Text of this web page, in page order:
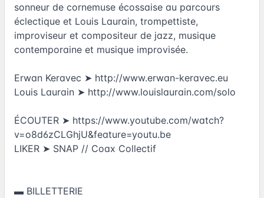
sonneur de cornemuse écossaise au parcours
éclectique et Louis Laurain, trompettiste,
improviseur et compositeur de jazz, musique
contemporaine et musique improvisée.
Erwan Keravec ➤ http://www.erwan-keravec.eu
Louis Laurain ➤ http://www.louislaurain.com/solo
ÉCOUTER ➤ https://www.youtube.com/watch?
v=o8d6zCLGhjU&feature=youtu.be
LIKER ➤ SNAP // Coax Collectif
▬ BILLETTERIE